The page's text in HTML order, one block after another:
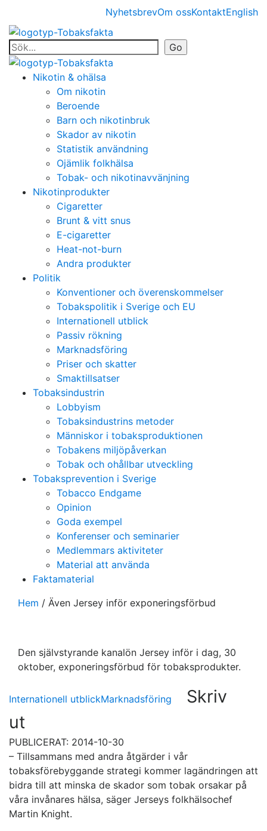
NyhetsbrevOm ossKontaktEnglish
Nikotin & ohälsa
Om nikotin
Beroende
Barn och nikotinbruk
Skador av nikotin
Statistik användning
Ojämlik folkhälsa
Tobak- och nikotinavvänjning
Nikotinprodukter
Cigaretter
Brunt & vitt snus
E-cigaretter
Heat-not-burn
Andra produkter
Politik
Konventioner och överenskommelser
Tobakspolitik i Sverige och EU
Internationell utblick
Passiv rökning
Marknadsföring
Priser och skatter
Smaktillsatser
Tobaksindustrin
Lobbyism
Tobaksindustrins metoder
Människor i tobaksproduktionen
Tobakens miljöpåverkan
Tobak och ohållbar utveckling
Tobaksprevention i Sverige
Tobacco Endgame
Opinion
Goda exempel
Konferenser och seminarier
Medlemmars aktiviteter
Material att använda
Faktamaterial
Hem / Även Jersey inför exponeringsförbud
Den självstyrande kanalön Jersey inför i dag, 30
oktober, exponeringsförbud för tobaksprodukter.
Internationell utblickMarknadsföring
Skriv
ut
PUBLICERAT: 2014-10-30
– Tillsammans med andra åtgärder i vår
tobaksförebyggande strategi kommer lagändringen att
bidra till att minska de skador som tobak orsakar på
våra invånares hälsa, säger Jerseys folkhälsochef
Martin Knight.